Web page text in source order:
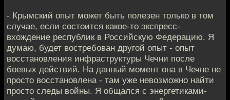
- Крымский опыт может быть полезен только в том
случае, если состоится какое-то экспресс-
вхождение республик в Российскую Федерацию. Я
думаю, будет востребован другой опыт - опыт
восстановления инфраструктуры Чечни после
боевых действий. На данный момент она в Чечне не
просто восстановлена - там уже невозможно найти
просто следы войны. Я общался с энергетиками-